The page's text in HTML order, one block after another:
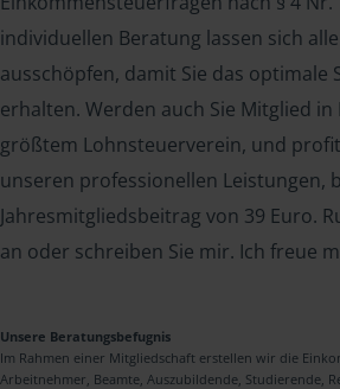
individuellen Beratung lassen sich
ausschöpfen, damit Sie das optimale
erhalten. Werden auch Sie Mitglied
größtem Lohnsteuerverein, und
unseren professionellen Leistungen,
Jahresmitgliedsbeitrag von 39 Euro.
an oder schreiben Sie mir. Ich freue
Unsere Beratungsbefugnis
Im Rahmen einer Mitgliedschaft erstellen wir die
Arbeitnehmer, Beamte, Auszubildende, Studierende,